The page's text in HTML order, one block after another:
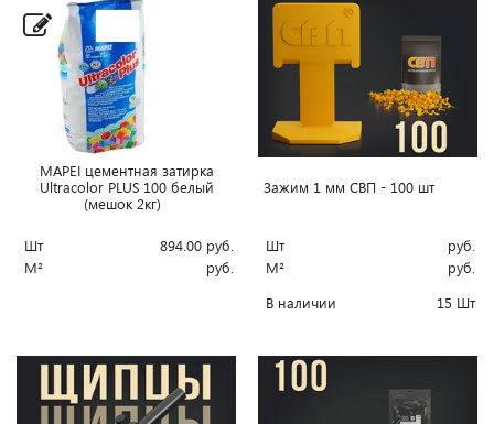
MAPEI цементная затирка
Ultracolor PLUS 100 белый
(мешок 2кг)
Шт 894.00 руб.
М²
руб.
Зажим 1 мм СВП - 100 шт
Шт
руб.
М²
руб.
В наличии
15 Шт